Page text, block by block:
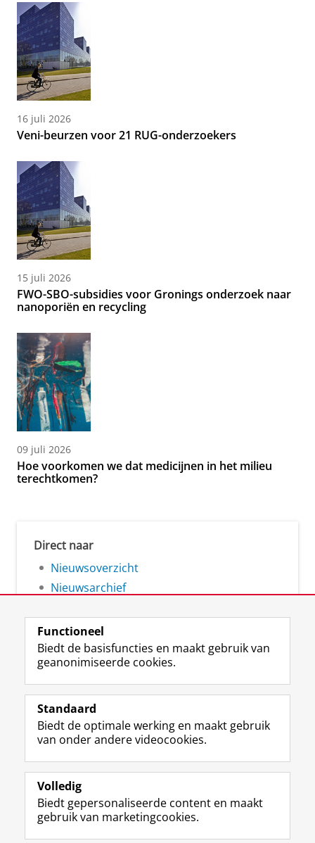
16 juli 2026
Veni-beurzen voor 21 RUG-onderzoekers
15 juli 2026
FWO-SBO-subsidies voor Gronings onderzoek naar
nanoporiën en recycling
09 juli 2026
Hoe voorkomen we dat medicijnen in het milieu
terechtkomen?
Direct naar
Nieuwsoverzicht
Nieuwsarchief
Volg de RUG
F
a
e
b
o
p
a
L
i
k
e
I
-
p
R
S
-
f
e
R
I
n
t
r
m
Y
o
T
e
k
Studiekiezers
Alumni
Over ons
Functioneel
Biedt de basisfuncties en maakt gebruik van
geanonimiseerde cookies.
Standaard
Biedt de optimale werking en maakt gebruik
van onder andere videocookies.
Volledig
Biedt gepersonaliseerde content en maakt
gebruik van marketingcookies.